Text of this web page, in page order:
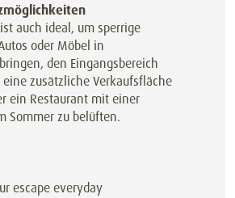
auch ideal, um sperrige
oder Möbel in
den Eingangsbereich
zusätzliche Verkaufsfläche
ein Restaurant mit einer
Sommer zu belüften.